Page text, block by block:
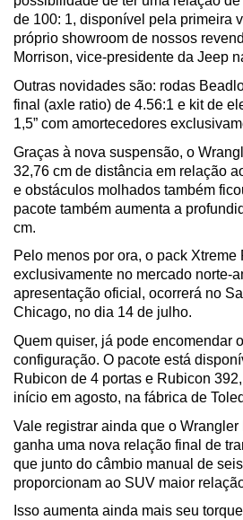
de 100: 1, disponível pela primeira
próprio showroom de nossos
Morrison, vice-presidente da Jeep
Outras novidades são: rodas
final (axle ratio) de 4.56:1 e kit de
1,5” com amortecedores
Graças à nova suspensão, o
32,76 cm de distância em relação
e obstáculos molhados também
pacote também aumenta a
cm.
Pelo menos por ora, o pack
exclusivamente no mercado norte-
apresentação oficial, ocorrerá no
Chicago, no dia 14 de julho.
Quem quiser, já pode encomendar
configuração. O pacote está
Rubicon de 4 portas e Rubicon
início em agosto, na fábrica de
Vale registrar ainda que o
ganha uma nova relação final de
que junto do câmbio manual de
proporcionam ao SUV maior
Isso aumenta ainda mais seu